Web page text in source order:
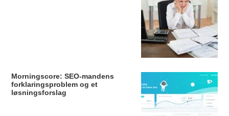
Morningscore: SEO-mandens
forklaringsproblem og et
løsningsforslag